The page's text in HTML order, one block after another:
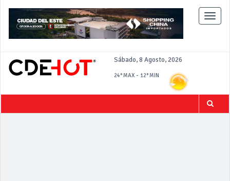
Sábado, 8 Agosto, 2026
24°MAX - 12°MIN
Toggle